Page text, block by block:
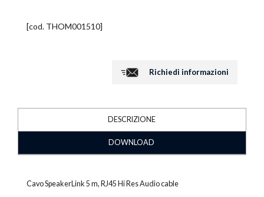
[cod. THOM001510]
Richiedi informazioni
DESCRIZIONE
DOWNLOAD
Cavo SpeakerLink 5 m, RJ45 Hi Res Audio cable